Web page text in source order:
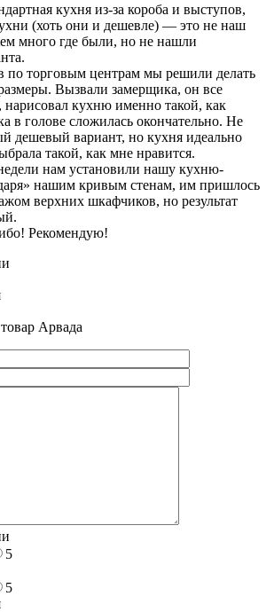
кухня из-за короба и выступов,
(хоть они и дешевле) — это не наш
много где были, но не нашли
по торговым центрам мы решили делать
Вызвали замерщика, он все
нарисовал кухню именно такой, как
в голове сложилась окончательно. Не
дешевый вариант, но кухня идеально
такой, как мне нравится.
нам установили нашу кухню-
нашим кривым стенам, им пришлось
верхних шкафчиков, но результат
Рекомендую!
Арвада
5
5